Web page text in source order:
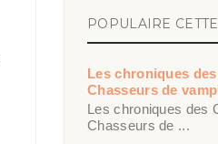
POPULAIRE
Les chroniques
Chasseurs de
Les chroniques des
Chasseurs de ...